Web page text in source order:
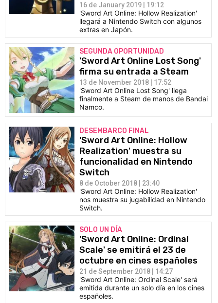
16 de January 2019 | 19:12
'Sword Art Online: Hollow Realization'
llegará a Nintendo Switch con algunos
extras en Japón.
SEGUNDA OPORTUNIDAD
'Sword Art Online Lost Song'
firma su entrada a Steam
13 de November 2018 | 17:52
'Sword Art Online Lost Song' llega
finalmente a Steam de manos de Bandai
Namco.
DESEMBARCO FINAL
'Sword Art Online: Hollow
Realization' muestra su
funcionalidad en Nintendo
Switch
8 de October 2018 | 23:40
'Sword Art Online: Hollow Realization'
nos muestra su jugabilidad en Nintendo
Switch.
SOLO UN DÍA
'Sword Art Online: Ordinal
Scale' se emitirá el 23 de
octubre en cines españoles
21 de September 2018 | 14:27
'Sword Art Online: Ordinal Scale' será
emitida durante un solo día en los cines
españoles.